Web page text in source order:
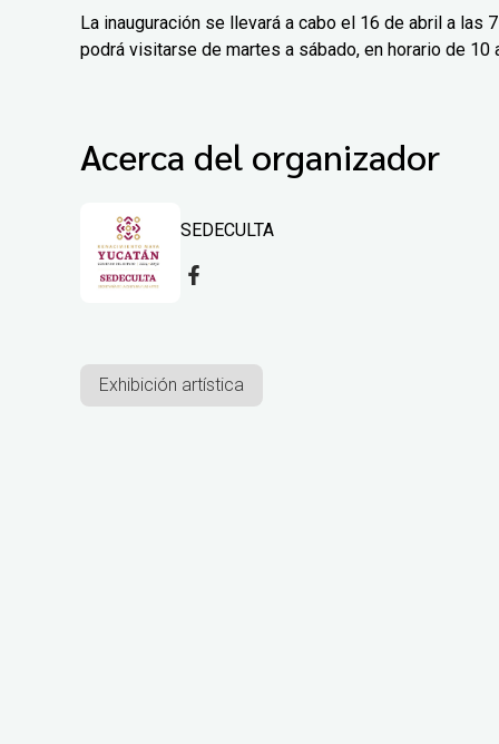
La inauguración se llevará a cabo el 16 de abril a las
podrá visitarse de martes a sábado, en horario de 10
Acerca del organizador
SEDECULTA
Exhibición artística